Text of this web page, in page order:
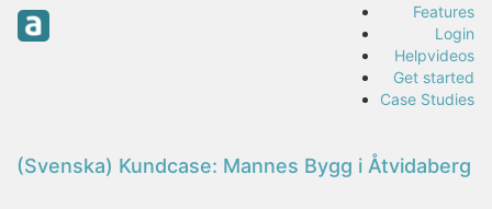
Features
Login
Helpvideos
Get started
Case Studies
(Svenska) Kundcase: Mannes Bygg i Åtvidaberg